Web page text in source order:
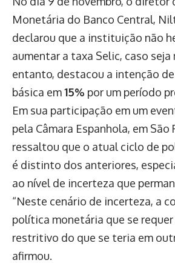
Monetária do Banco Central,
declarou que a instituição não
aumentar a taxa Selic, caso seja
entanto, destacou a intenção
básica em15% por um período
Em sua participação em um
pela Câmara Espanhola, em São
ressaltou que o atual ciclo de
é distinto dos anteriores,
ao nível de incerteza que
“Neste cenário de incerteza, a
política monetária que se
restritivo do que se teria em
afirmou.